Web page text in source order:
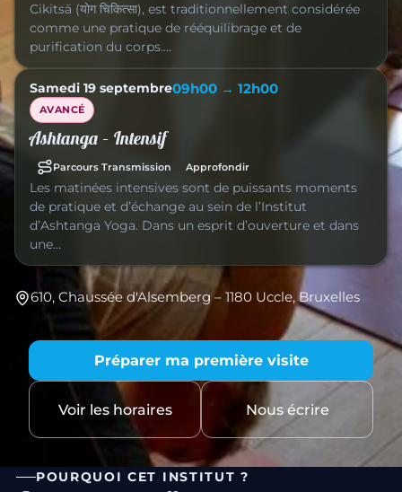
610, Chaussée d'Alsemberg – 1180 Uccle, Bruxelles
Préparer ma première visite
Voir les horaires Nous écrire
Cikitsā (योग चिकित्सा), est traditionnellement considérée
comme une pratique de rééquilibrage et de
purification du corps.…
Samedi 19 septembre09h00 → 12h00
AVANCÉ
Ashtanga – Intensif
Parcours Transmission Approfondir
Les matinées intensives sont de puissants moments
de pratique et d’échange au sein de l’Institut
d’Ashtanga Yoga. Dans un esprit d’ouverture et dans
une…
POURQUOI CET INSTITUT ?